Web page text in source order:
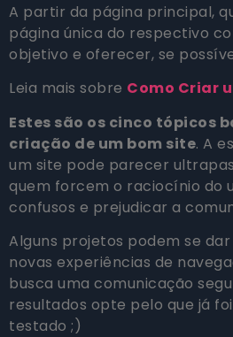
A partir da página principal,
página única do respectivo
objetivo e oferecer, se
Leia mais sobre Como Criar
Estes são os cinco tópicos
criação de um bom site. A
um site pode parecer
quem forcem o raciocínio do
confusos e prejudicar a
Alguns projetos podem se
novas experiências de
busca uma comunicação
resultados opte pelo que já
testado ;)